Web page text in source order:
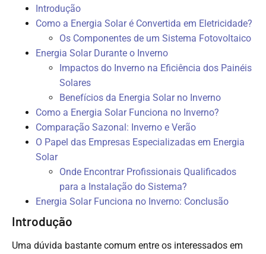
Introdução
Como a Energia Solar é Convertida em Eletricidade?
Os Componentes de um Sistema Fotovoltaico
Energia Solar Durante o Inverno
Impactos do Inverno na Eficiência dos Painéis
Solares
Benefícios da Energia Solar no Inverno
Como a Energia Solar Funciona no Inverno?
Comparação Sazonal: Inverno e Verão
O Papel das Empresas Especializadas em Energia
Solar
Onde Encontrar Profissionais Qualificados
para a Instalação do Sistema?
Energia Solar Funciona no Inverno: Conclusão
Introdução
Uma dúvida bastante comum entre os interessados em